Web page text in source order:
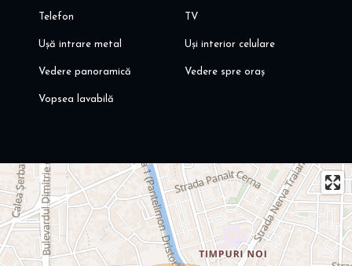
Telefon TV
Ușă intrare metal Uși interior celulare
Vedere panoramică Vedere spre oraș
Vopsea lavabilă